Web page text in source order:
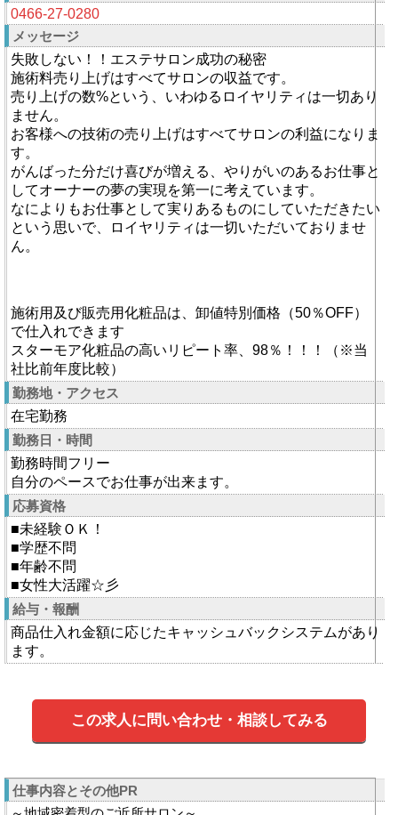
0466-27-0280
メッセージ
失敗しない！！エステサロン成功の秘密
施術料売り上げはすべてサロンの収益です。
売り上げの数%という、いわゆるロイヤリティは一切あり
ません。
お客様への技術の売り上げはすべてサロンの利益になりま
す。
がんばった分だけ喜びが増える、やりがいのあるお仕事と
してオーナーの夢の実現を第一に考えています。
なによりもお仕事として実りあるものにしていただきたい
という思いで、ロイヤリティは一切いただいておりませ
ん。
施術用及び販売用化粧品は、卸値特別価格（50％OFF）
で仕入れできます
スターモア化粧品の高いリピート率、98％！！！（※当
社比前年度比較）
勤務地・アクセス
在宅勤務
勤務日・時間
勤務時間フリー
自分のペースでお仕事が出来ます。
応募資格
■未経験ＯＫ！
■学歴不問
■年齢不問
■女性大活躍☆彡
給与・報酬
商品仕入れ金額に応じたキャッシュバックシステムがあり
ます。
この求人に問い合わせ・相談してみる
仕事内容とその他PR